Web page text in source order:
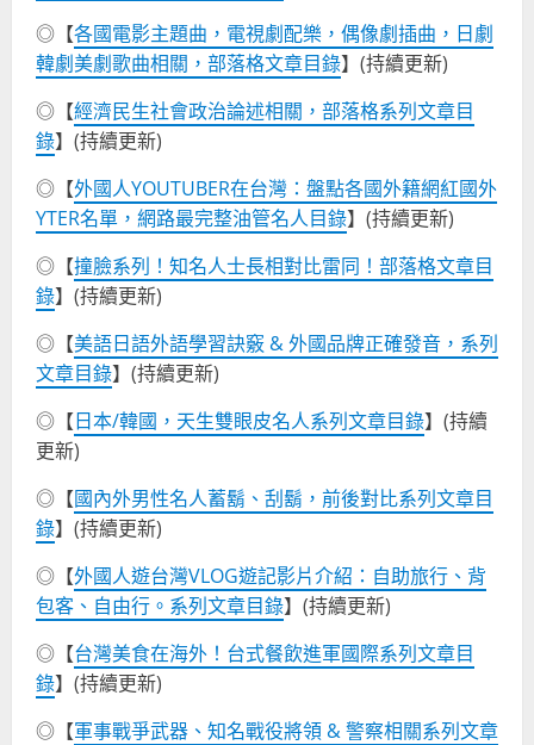
◎【各國電影主題曲，電視劇配樂，偶像劇插曲，日劇
韓劇美劇歌曲相關，部落格文章目錄】(持續更新)
◎【經濟民生社會政治論述相關，部落格系列文章目
錄】(持續更新)
◎【外國人YOUTUBER在台灣：盤點各國外籍網紅國外
YTER名單，網路最完整油管名人目錄】(持續更新)
◎【撞臉系列！知名人士長相對比雷同！部落格文章目
錄】(持續更新)
◎【美語日語外語學習訣竅 & 外國品牌正確發音，系列
文章目錄】(持續更新)
◎【日本/韓國，天生雙眼皮名人系列文章目錄】(持續
更新)
◎【國內外男性名人蓄鬍、刮鬍，前後對比系列文章目
錄】(持續更新)
◎【外國人遊台灣VLOG遊記影片介紹：自助旅行、背
包客、自由行。系列文章目錄】(持續更新)
◎【台灣美食在海外！台式餐飲進軍國際系列文章目
錄】(持續更新)
◎【軍事戰爭武器、知名戰役將領 & 警察相關系列文章